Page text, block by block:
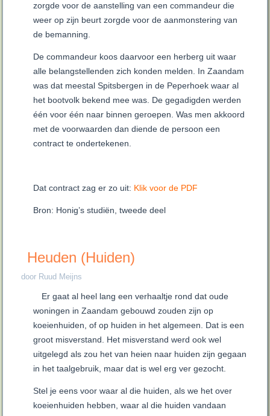
zorgde voor de aanstelling van een commandeur die
weer op zijn beurt zorgde voor de aanmonstering van
de bemanning.
De commandeur koos daarvoor een herberg uit waar
alle belangstellenden zich konden melden. In Zaandam
was dat meestal Spitsbergen in de Peperhoek waar al
het bootvolk bekend mee was. De gegadigden werden
één voor één naar binnen geroepen. Was men akkoord
met de voorwaarden dan diende de persoon een
contract te ondertekenen.
Dat contract zag er zo uit: Klik voor de PDF
Bron: Honig’s studiën, tweede deel
Heuden (Huiden)
door Ruud Meijns
Er gaat al heel lang een verhaaltje rond dat oude
woningen in Zaandam gebouwd zouden zijn op
koeienhuiden, of op huiden in het algemeen. Dat is een
groot misverstand. Het misverstand werd ook wel
uitgelegd als zou het van heien naar huiden zijn gegaan
in het taalgebruik, maar dat is wel erg ver gezocht.
Stel je eens voor waar al die huiden, als we het over
koeienhuiden hebben, waar al die huiden vandaan